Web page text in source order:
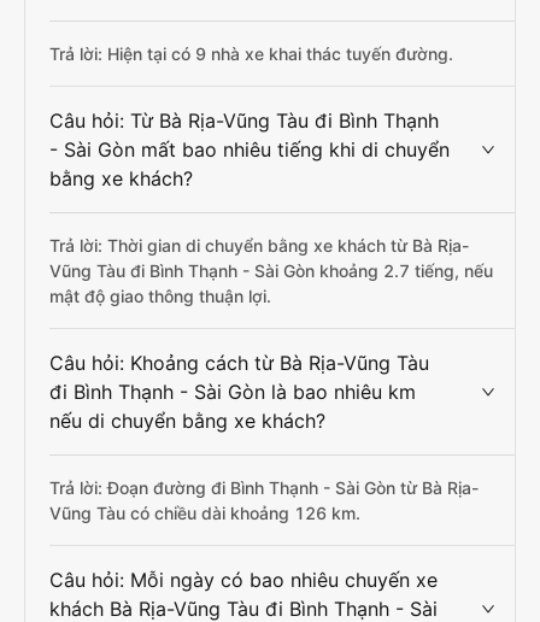
Trả lời: Hiện tại có 9 nhà xe khai thác tuyến đường.
Câu hỏi: Từ Bà Rịa-Vũng Tàu đi Bình Thạnh
- Sài Gòn mất bao nhiêu tiếng khi di chuyển
bằng xe khách?
Trả lời: Thời gian di chuyển bằng xe khách từ Bà Rịa-
Vũng Tàu đi Bình Thạnh - Sài Gòn khoảng 2.7 tiếng, nếu
mật độ giao thông thuận lợi.
Câu hỏi: Khoảng cách từ Bà Rịa-Vũng Tàu
đi Bình Thạnh - Sài Gòn là bao nhiêu km
nếu di chuyển bằng xe khách?
Trả lời: Đoạn đường đi Bình Thạnh - Sài Gòn từ Bà Rịa-
Vũng Tàu có chiều dài khoảng 126 km.
Câu hỏi: Mỗi ngày có bao nhiêu chuyến xe
khách Bà Rịa-Vũng Tàu đi Bình Thạnh - Sài